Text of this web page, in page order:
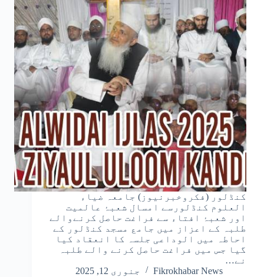
کنڈلور (فکروخبرنیوز) جامعہ ضیاء
العلوم کنڈلورسے امسال شعبۂ عالمیت
اور شعبۂ افتاء سے فراغت حاصل کرنےوالے
طلبہ کے اعزاز میں جامع مسجد کنڈلور کے
احاطہ میں الوداعی جلسہ کا انعقاد کیا
گیا جس میں فراغت حاصل کرنے والے طلبہ
نے…
Fikrokhabar News
جنوری 12, 2025